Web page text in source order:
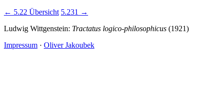
← 5.22 Übersicht 5.231 →
Ludwig Wittgenstein: Tractatus logico-philosophicus (1921)
Impressum · Oliver Jakoubek